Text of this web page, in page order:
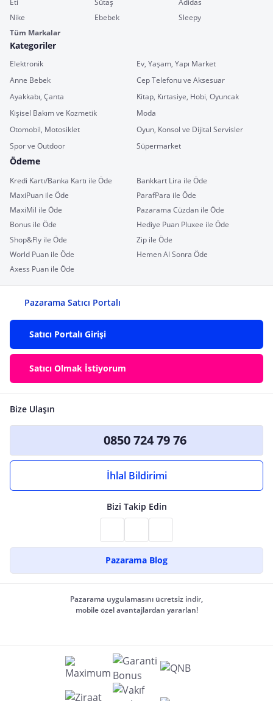
Eti
Sütaş
Adidas
Nike
Ebebek
Sleepy
Tüm Markalar
Kategoriler
Elektronik
Ev, Yaşam, Yapı Market
Anne Bebek
Cep Telefonu ve Aksesuar
Ayakkabı, Çanta
Kitap, Kırtasiye, Hobi, Oyuncak
Kişisel Bakım ve Kozmetik
Moda
Otomobil, Motosiklet
Oyun, Konsol ve Dijital Servisler
Spor ve Outdoor
Süpermarket
Ödeme
Kredi Kartı/Banka Kartı ile Öde
Bankkart Lira ile Öde
MaxiPuan ile Öde
ParafPara ile Öde
MaxiMil ile Öde
Pazarama Cüzdan ile Öde
Bonus ile Öde
Hediye Puan Pluxee ile Öde
Shop&Fly ile Öde
Zip ile Öde
World Puan ile Öde
Hemen Al Sonra Öde
Axess Puan ile Öde
Pazarama Satıcı Portalı
Satıcı Portalı Girişi
Satıcı Olmak İstiyorum
Bize Ulaşın
0850 724 79 76
İhlal Bildirimi
Bizi Takip Edin
Pazarama Blog
Pazarama uygulamasını ücretsiz indir,
mobile özel avantajlardan yararlan!